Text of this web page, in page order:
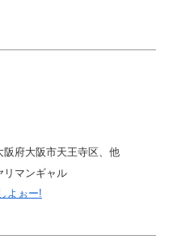
阪府大阪市天王寺区、他
リマンギャル
よぉー!